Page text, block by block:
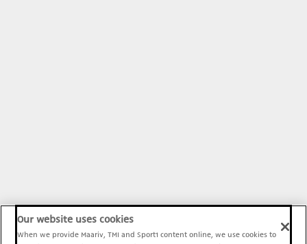
Our website uses cookies
When we provide Maariv, TMI and Sport1 content online, we use cookies to